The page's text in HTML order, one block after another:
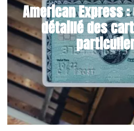
American Express
détaillé des